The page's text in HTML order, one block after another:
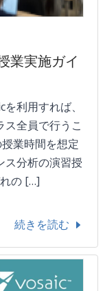
業実施ガイ
利用すれば、
全員で行うこ
業時間を想定
ス分析の演習授
の […]
続きを読む